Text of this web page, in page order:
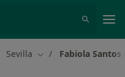
Sevilla Cambiar de ciudad
Fabiola Santos